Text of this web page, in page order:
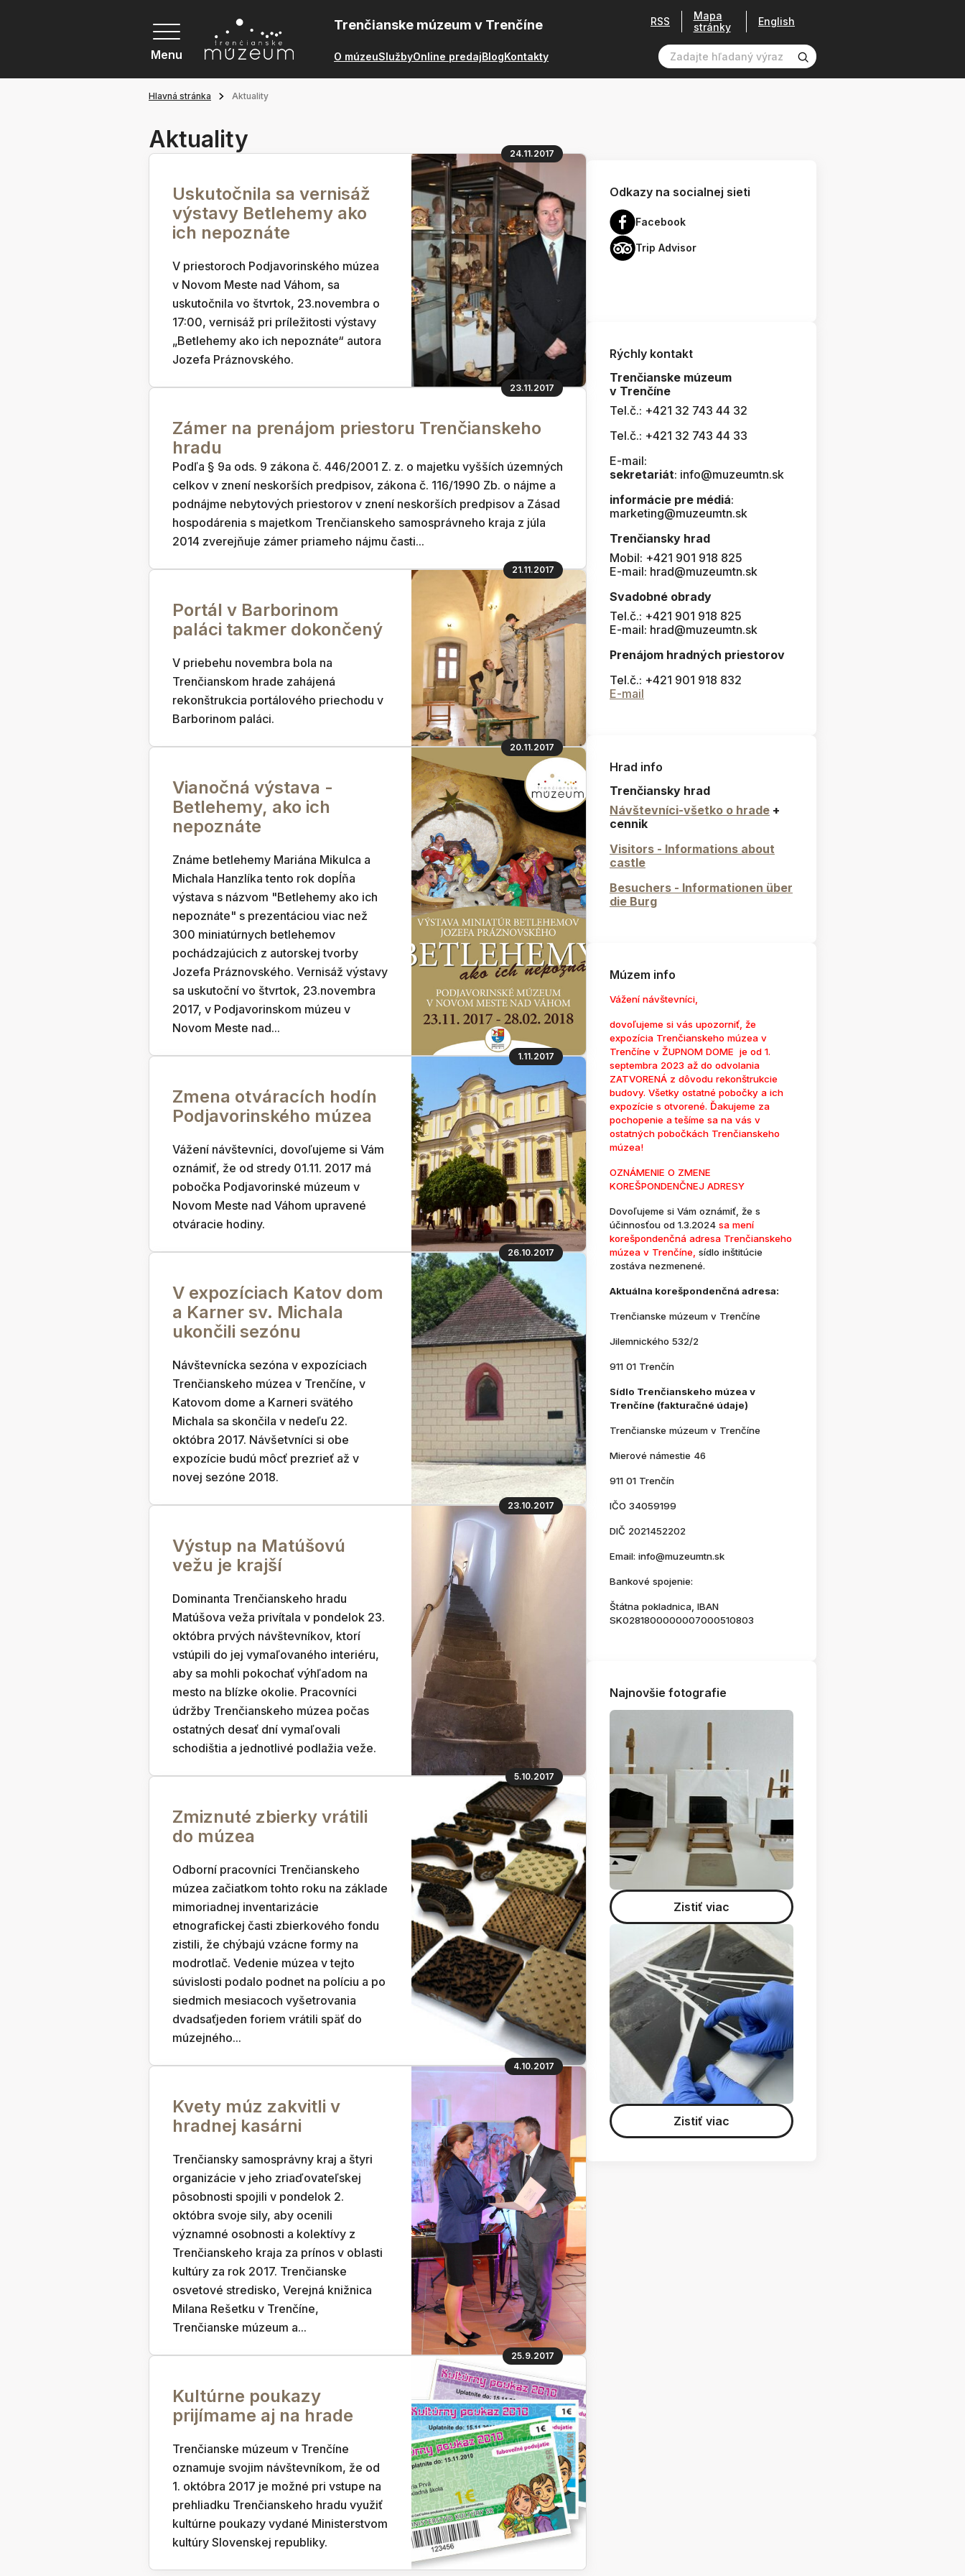
Menu
Trenčianske múzeum v Trenčíne
O múzeuSlužbyOnline predajBlogKontakty
RSS
Mapa
stránky
English
Hlavná stránka Aktuality
Aktuality
24.11.2017
Uskutočnila sa vernisáž
výstavy Betlehemy ako
ich nepoznáte
V priestoroch Podjavorinského múzea
v Novom Meste nad Váhom, sa
uskutočnila vo štvrtok, 23.novembra o
17:00, vernisáž pri príležitosti výstavy
„Betlehemy ako ich nepoznáte“ autora
Jozefa Práznovského.
23.11.2017
Zámer na prenájom priestoru Trenčianskeho
hradu
Podľa § 9a ods. 9 zákona č. 446/2001 Z. z. o majetku vyšších územných
celkov v znení neskorších predpisov, zákona č. 116/1990 Zb. o nájme a
podnájme nebytových priestorov v znení neskorších predpisov a Zásad
hospodárenia s majetkom Trenčianskeho samosprávneho kraja z júla
2014 zverejňuje zámer priameho nájmu časti...
21.11.2017
Portál v Barborinom
paláci takmer dokončený
V priebehu novembra bola na
Trenčianskom hrade zahájená
rekonštrukcia portálového priechodu v
Barborinom paláci.
20.11.2017
Vianočná výstava -
Betlehemy, ako ich
nepoznáte
Známe betlehemy Mariána Mikulca a
Michala Hanzlíka tento rok dopĺňa
výstava s názvom "Betlehemy ako ich
nepoznáte" s prezentáciou viac než
300 miniatúrnych betlehemov
pochádzajúcich z autorskej tvorby
Jozefa Práznovského. Vernisáž výstavy
sa uskutoční vo štvrtok, 23.novembra
2017, v Podjavorinskom múzeu v
Novom Meste nad...
1.11.2017
Zmena otváracích hodín
Podjavorinského múzea
Vážení návštevníci, dovoľujeme si Vám
oznámiť, že od stredy 01.11. 2017 má
pobočka Podjavorinské múzeum v
Novom Meste nad Váhom upravené
otváracie hodiny.
26.10.2017
V expozíciach Katov dom
a Karner sv. Michala
ukončili sezónu
Návštevnícka sezóna v expozíciach
Trenčianskeho múzea v Trenčíne, v
Katovom dome a Karneri svätého
Michala sa skončila v nedeľu 22.
októbra 2017. Návšetvníci si obe
expozície budú môcť prezrieť až v
novej sezóne 2018.
23.10.2017
Výstup na Matúšovú
vežu je krajší
Dominanta Trenčianskeho hradu
Matúšova veža privítala v pondelok 23.
októbra prvých návštevníkov, ktorí
vstúpili do jej vymaľovaného interiéru,
aby sa mohli pokochať výhľadom na
mesto na blízke okolie. Pracovníci
údržby Trenčianskeho múzea počas
ostatných desať dní vymaľovali
schodištia a jednotlivé podlažia veže.
5.10.2017
Zmiznuté zbierky vrátili
do múzea
Odborní pracovníci Trenčianskeho
múzea začiatkom tohto roku na základe
mimoriadnej inventarizácie
etnografickej časti zbierkového fondu
zistili, že chýbajú vzácne formy na
modrotlač. Vedenie múzea v tejto
súvislosti podalo podnet na políciu a po
siedmich mesiacoch vyšetrovania
dvadsaťjeden foriem vrátili späť do
múzejného...
4.10.2017
Kvety múz zakvitli v
hradnej kasárni
Trenčiansky samosprávny kraj a štyri
organizácie v jeho zriaďovateľskej
pôsobnosti spojili v pondelok 2.
októbra svoje sily, aby ocenili
významné osobnosti a kolektívy z
Trenčianskeho kraja za prínos v oblasti
kultúry za rok 2017. Trenčianske
osvetové stredisko, Verejná knižnica
Milana Rešetku v Trenčíne,
Trenčianske múzeum a...
25.9.2017
Kultúrne poukazy
prijímame aj na hrade
Trenčianske múzeum v Trenčíne
oznamuje svojim návštevníkom, že od
1. októbra 2017 je možné pri vstupe na
prehliadku Trenčianskeho hradu využiť
kultúrne poukazy vydané Ministerstvom
kultúry Slovenskej republiky.
Odkazy na socialnej sieti
Facebook
Trip Advisor
Rýchly kontakt
Trenčianske múzeum
v Trenčíne
Tel.č.: +421 32 743 44 32
Tel.č.: +421 32 743 44 33
E-mail:
sekretariát: info@muzeumtn.sk
informácie pre médiá:
marketing@muzeumtn.sk
Trenčiansky hrad
Mobil: +421 901 918 825
E-mail: hrad@muzeumtn.sk
Svadobné obrady
Tel.č.: +421 901 918 825
E-mail: hrad@muzeumtn.sk
Prenájom hradných priestorov
Tel.č.: +421 901 918 832
E-mail
Hrad info
Trenčiansky hrad
Návštevníci-všetko o hrade +
cennik
Visitors - Informations about
castle
Besuchers - Informationen über
die Burg
Múzem info
Vážení návštevníci,
dovoľujeme si vás upozorniť, že
expozícia Trenčianskeho múzea v
Trenčíne v ŽUPNOM DOME je od 1.
septembra 2023 až do odvolania
ZATVORENÁ z dôvodu rekonštrukcie
budovy. Všetky ostatné pobočky a ich
expozície s otvorené. Ďakujeme za
pochopenie a tešíme sa na vás v
ostatných pobočkách Trenčianskeho
múzea!
OZNÁMENIE O ZMENE
KOREŠPONDENČNEJ ADRESY
Dovoľujeme si Vám oznámiť, že s
účinnosťou od 1.3.2024 sa mení
korešpondenčná adresa Trenčianskeho
múzea v Trenčíne, sídlo inštitúcie
zostáva nezmenené.
Aktuálna korešpondenčná adresa:
Trenčianske múzeum v Trenčíne
Jilemnického 532/2
911 01 Trenčín
Sídlo Trenčianskeho múzea v
Trenčíne (fakturačné údaje)
Trenčianske múzeum v Trenčíne
Mierové námestie 46
911 01 Trenčín
IČO 34059199
DIČ 2021452202
Email: info@muzeumtn.sk
Bankové spojenie:
Štátna pokladnica, IBAN
SK0281800000007000510803
Najnovšie fotografie
Zistiť viac
Zistiť viac